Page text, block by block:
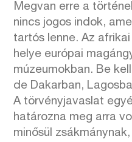
Megvan erre a
nincs jogos indok,
tartós lenne. Az
helye európai
múzeumokban. Be
de Dakarban,
A törvényjavaslat
határozna meg arra
minősül